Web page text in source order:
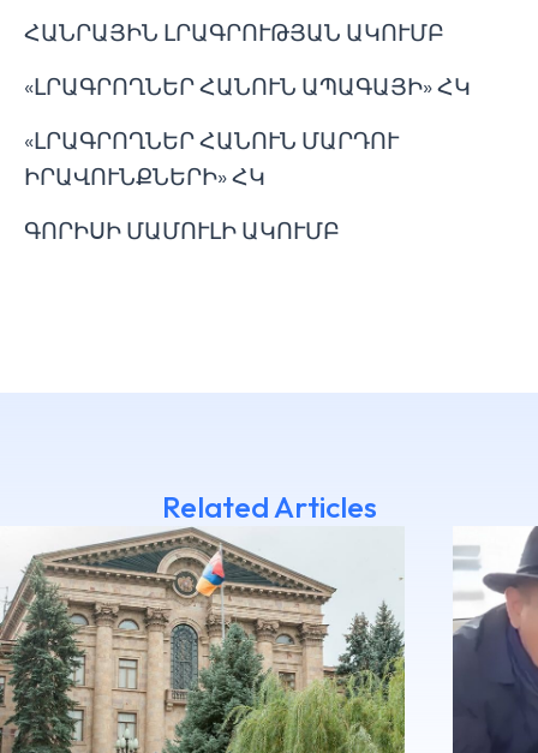
ՀԱՆՐԱՅԻՆ ԼՐԱԳՐՈՒԹՅԱՆ ԱԿՈՒՄԲ
«ԼՐԱԳՐՈՂՆԵՐ ՀԱՆՈՒՆ ԱՊԱԳԱՅԻ» ՀԿ
«ԼՐԱԳՐՈՂՆԵՐ ՀԱՆՈՒՆ ՄԱՐԴՈՒ
ԻՐԱՎՈՒՆՔՆԵՐԻ» ՀԿ
ԳՈՐԻՍԻ ՄԱՄՈՒԼԻ ԱԿՈՒՄԲ
Related Articles